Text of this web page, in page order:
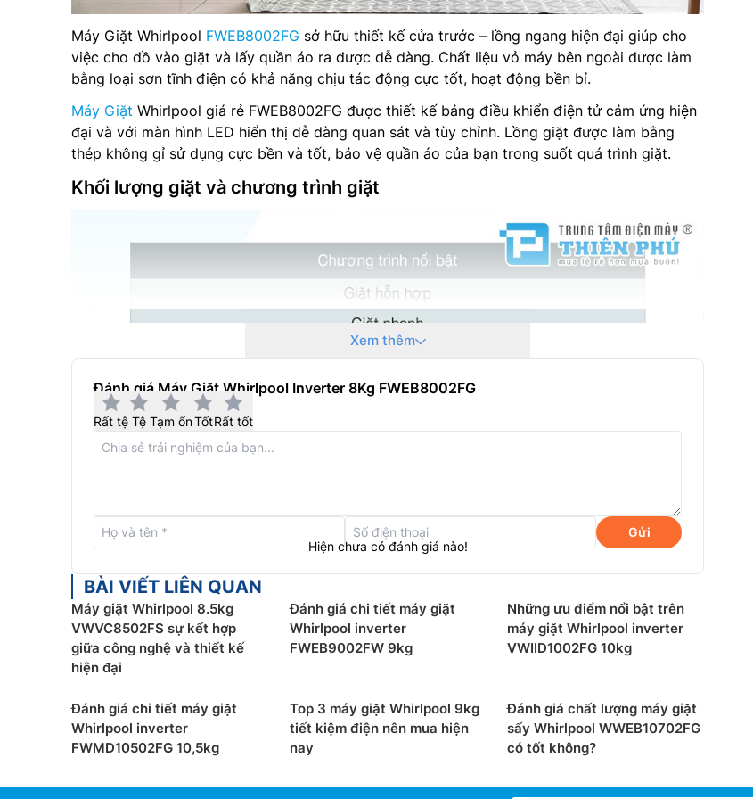
Máy Giặt Whirlpool FWEB8002FG sở hữu thiết kế cửa trước – lồng ngang hiện đại giúp cho
việc cho đồ vào giặt và lấy quần áo ra được dễ dàng. Chất liệu vỏ máy bên ngoài được làm
bằng loại sơn tĩnh điện có khả năng chịu tác động cực tốt, hoạt động bền bỉ.
Máy Giặt Whirlpool giá rẻ FWEB8002FG được thiết kế bảng điều khiển điện tử cảm ứng hiện
đại và với màn hình LED hiển thị dễ dàng quan sát và tùy chỉnh. Lồng giặt được làm bằng
thép không gỉ sử dụng cực bền và tốt, bảo vệ quần áo của bạn trong suốt quá trình giặt.
Khối lượng giặt và chương trình giặt
Máy Giặt Whirlpool FWEB8002FG có thể giặt quần áo lên tới 8 kg sẽ đáp ứng nhu cầu tốt
cho gia đình đông thành viên khoảng từ 3 – 5 người.
Chiếc máy giặt Whirlpool FWEB8002FG này được trang bị với 10 chương trình giặt đa dạng
tiện ích có thể kể đến như là: Giặt vệ sinh, giặt nhẹ, giặt đồ bẩn, giặt đồ len,… Đáp ứng nhu
cầu sử dụng đa dạng cho người dùng, có thể dùng đối với mọi loại đồ giặt.
Các công nghệ giặt đặc biệt có trên máy
Xem thêm
Đánh giá Máy Giặt Whirlpool Inverter 8Kg FWEB8002FG
Rất tệ Tệ Tạm ổnTốtRất tốt
Gửi
Hiện chưa có đánh giá nào!
BÀI VIẾT LIÊN QUAN
Máy giặt Whirlpool 8.5kg
VWVC8502FS sự kết hợp
giữa công nghệ và thiết kế
hiện đại
Đánh giá chi tiết máy giặt
Whirlpool inverter
FWEB9002FW 9kg
Những ưu điểm nổi bật trên
máy giặt Whirlpool inverter
VWIID1002FG 10kg
Đánh giá chi tiết máy giặt
Whirlpool inverter
FWMD10502FG 10,5kg
Top 3 máy giặt Whirlpool 9kg
tiết kiệm điện nên mua hiện
nay
Đánh giá chất lượng máy giặt
sấy Whirlpool WWEB10702FG
có tốt không?